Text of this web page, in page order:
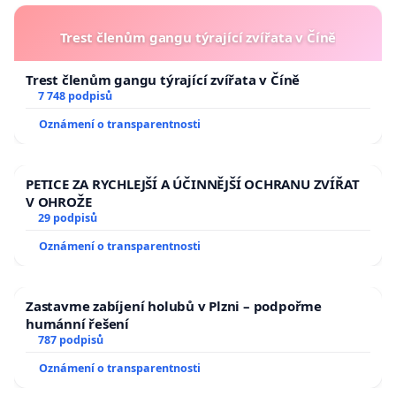
Trest členům gangu týrající zvířata v Číně
Trest členům gangu týrající zvířata v Číně
7 748 podpisů
Oznámení o transparentnosti
PETICE ZA RYCHLEJŠÍ A ÚČINNĚJŠÍ OCHRANU ZVÍŘAT
V OHROŽE
29 podpisů
Oznámení o transparentnosti
Zastavme zabíjení holubů v Plzni – podpořme
humánní řešení
787 podpisů
Oznámení o transparentnosti